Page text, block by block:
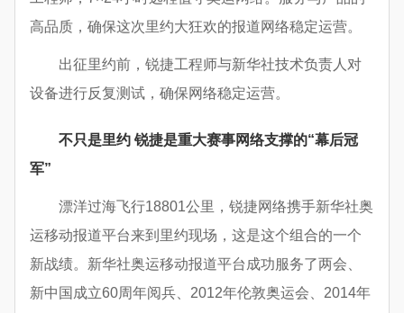
高品质，确保这次里约大狂欢的报道网络稳定运营。
出征里约前，锐捷工程师与新华社技术负责人对
设备进行反复测试，确保网络稳定运营。
不只是里约 锐捷是重大赛事网络支撑的“幕后冠
军”
漂洋过海飞行18801公里，锐捷网络携手新华社奥
运移动报道平台来到里约现场，这是这个组合的一个
新战绩。新华社奥运移动报道平台成功服务了两会、
新中国成立60周年阅兵、2012年伦敦奥运会、2014年